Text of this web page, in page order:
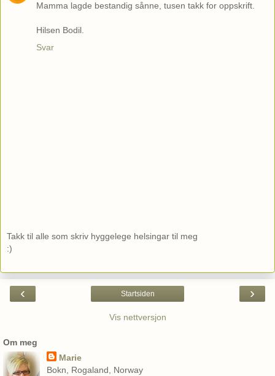
Mamma lagde bestandig sånne, tusen takk for oppskrift.
Hilsen Bodil.
Svar
Takk til alle som skriv hyggelege helsingar til meg
:)
‹ ›
Startsiden
Vis nettversjon
Om meg
Marie
Bokn, Rogaland, Norway